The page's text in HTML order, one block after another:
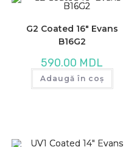
G2 Coated 16″ Evans
B16G2
590.00 MDL
Adaugă în coș